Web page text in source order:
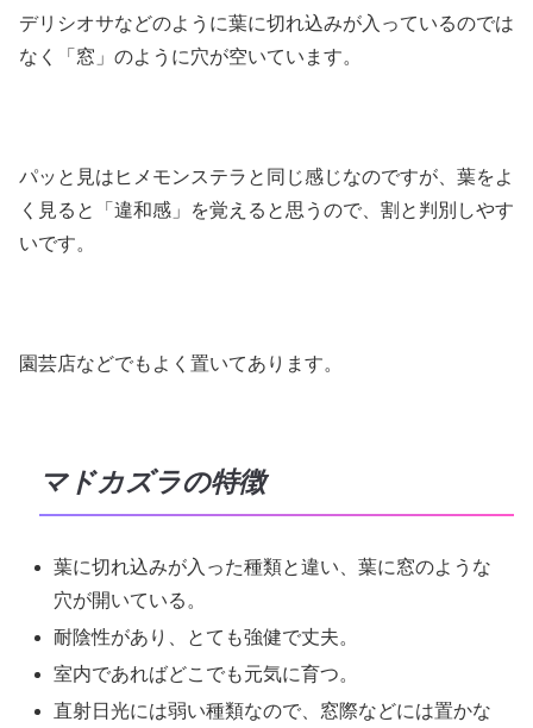
デリシオサなどのように葉に切れ込みが入っているのでは
なく「窓」のように穴が空いています。
パッと見はヒメモンステラと同じ感じなのですが、葉をよ
く見ると「違和感」を覚えると思うので、割と判別しやす
いです。
園芸店などでもよく置いてあります。
マドカズラの特徴
葉に切れ込みが入った種類と違い、葉に窓のような
穴が開いている。
耐陰性があり、とても強健で丈夫。
室内であればどこでも元気に育つ。
直射日光には弱い種類なので、窓際などには置かな